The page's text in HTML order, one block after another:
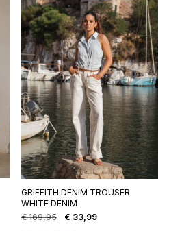
GRIFFITH DENIM TROUSER
WHITE DENIM
€169,95
Oorspronkelijke
€ 33,99
Huidige